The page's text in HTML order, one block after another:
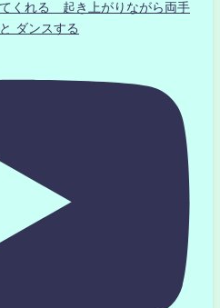
くれる 起き上がりながら両手
ダンスする